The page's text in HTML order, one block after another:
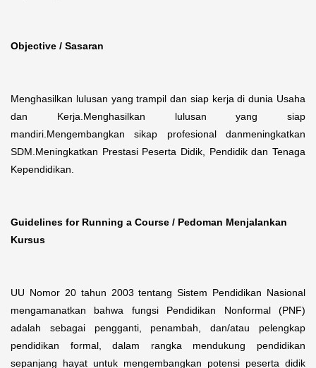
Objective / Sasaran
Menghasilkan lulusan yang trampil dan siap kerja di dunia Usaha
dan Kerja.Menghasilkan lulusan yang siap
mandiri.Mengembangkan sikap profesional danmeningkatkan
SDM.Meningkatkan Prestasi Peserta Didik, Pendidik dan Tenaga
Kependidikan.
Guidelines for Running a Course / Pedoman Menjalankan
Kursus
UU Nomor 20 tahun 2003 tentang Sistem Pendidikan Nasional
mengamanatkan bahwa fungsi Pendidikan Nonformal (PNF)
adalah sebagai pengganti, penambah, dan/atau pelengkap
pendidikan formal, dalam rangka mendukung pendidikan
sepanjang hayat untuk mengembangkan potensi peserta didik